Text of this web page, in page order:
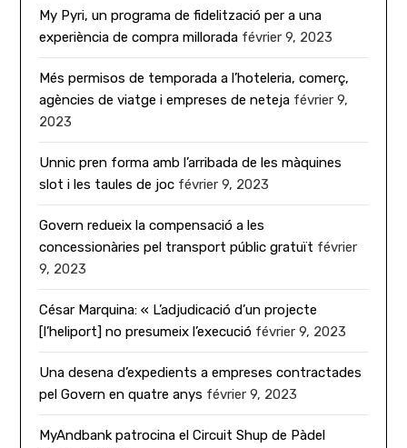
My Pyri, un programa de fidelització per a una
experiència de compra millorada février 9, 2023
Més permisos de temporada a l’hoteleria, comerç,
agències de viatge i empreses de neteja février 9,
2023
Unnic pren forma amb l’arribada de les màquines
slot i les taules de joc février 9, 2023
Govern redueix la compensació a les
concessionàries pel transport públic gratuït février
9, 2023
César Marquina: « L’adjudicació d’un projecte
[l’heliport] no presumeix l’execució février 9, 2023
Una desena d’expedients a empreses contractades
pel Govern en quatre anys février 9, 2023
MyAndbank patrocina el Circuit Shup de Pàdel